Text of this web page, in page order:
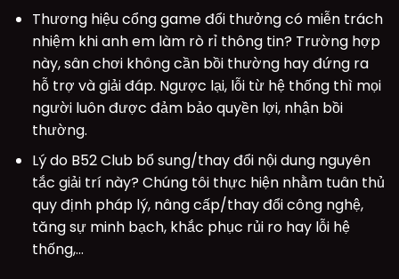
Thương hiệu cổng game đổi thưởng có miễn trách
nhiệm khi anh em làm rò rỉ thông tin? Trường hợp
này, sân chơi không cần bồi thường hay đứng ra
hỗ trợ và giải đáp. Ngược lại, lỗi từ hệ thống thì mọi
người luôn được đảm bảo quyền lợi, nhận bồi
thường.
Lý do B52 Club bổ sung/thay đổi nội dung nguyên
tắc giải trí này? Chúng tôi thực hiện nhằm tuân thủ
quy định pháp lý, nâng cấp/thay đổi công nghệ,
tăng sự minh bạch, khắc phục rủi ro hay lỗi hệ
thống,…